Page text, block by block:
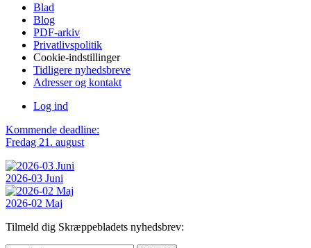
Blad
Blog
PDF-arkiv
Privatlivspolitik
Cookie-indstillinger
Tidligere nyhedsbreve
Adresser og kontakt
Log ind
Kommende deadline:
Fredag 21. august
2026-03 Juni
2026-02 Maj
Tilmeld dig Skræppebladets nyhedsbrev: